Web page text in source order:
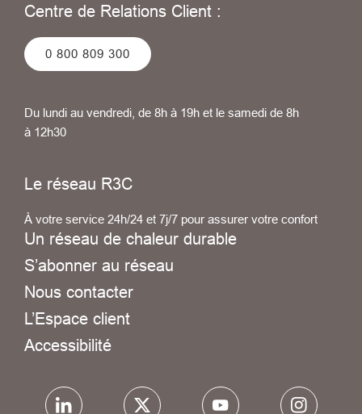
Centre de Relations Client :
0 800 809 300
Du lundi au vendredi, de 8h à 19h et le samedi de 8h
à 12h30
Le réseau R3C
À votre service 24h/24 et 7j/7 pour assurer votre confort
Un réseau de chaleur durable
S’abonner au réseau
Nous contacter
L’Espace client
Accessibilité